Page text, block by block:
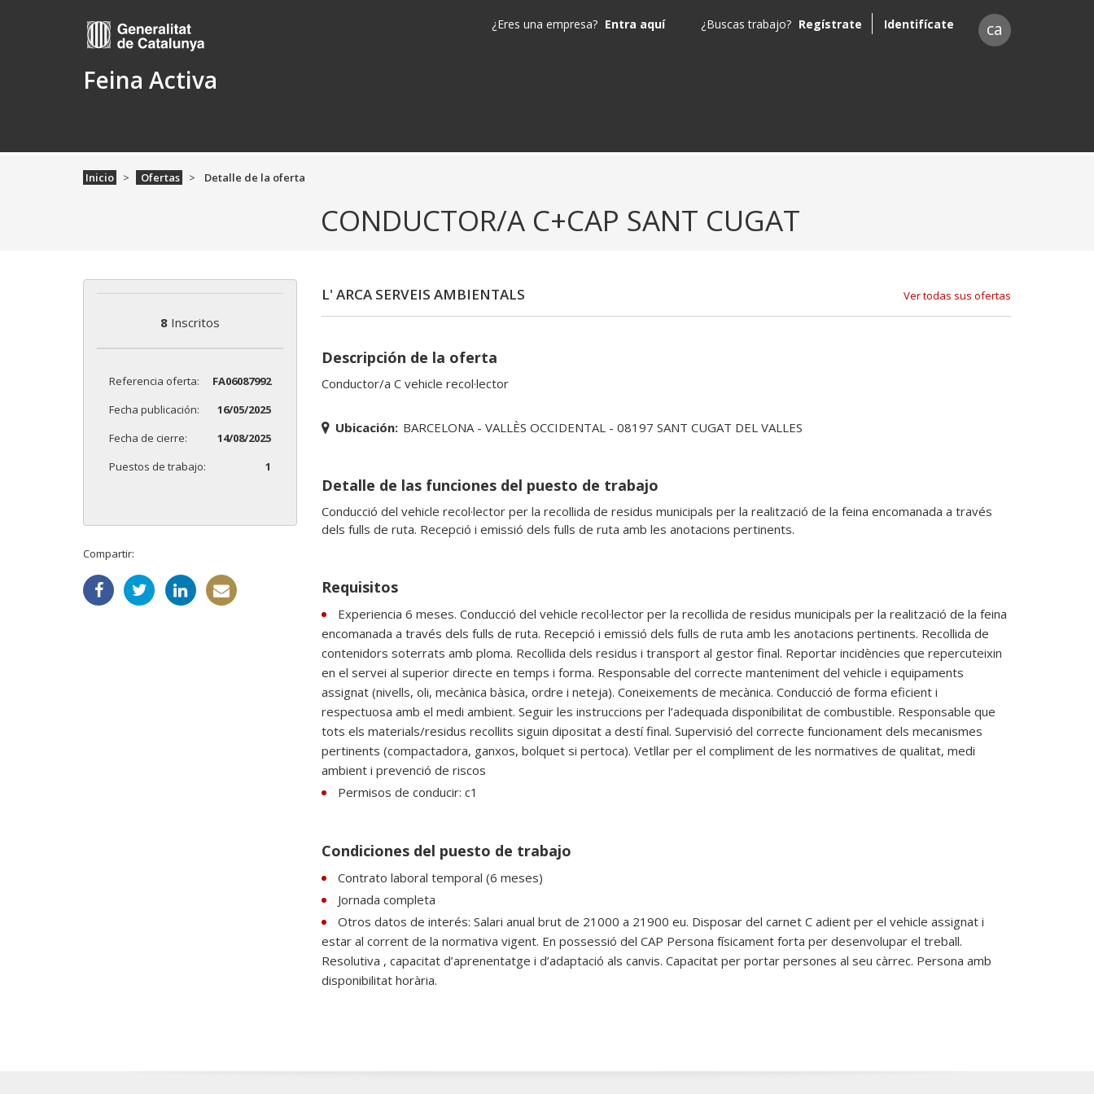
Feina Activa
¿Eres una empresa? Entra aquí ¿Buscas trabajo? Regístrate Identifícate ca
Inicio Ofertas Detalle de la oferta
CONDUCTOR/A C+CAP SANT CUGAT
8Inscritos
Referencia oferta:
FA06087992
Fecha publicación:
16/05/2025
Fecha de cierre:
14/08/2025
Puestos de trabajo:
1
Compartir:
L' ARCA SERVEIS AMBIENTALS Ver todas sus ofertas
Descripción de la oferta
Conductor/a C vehicle recol·lector
Ubicación: BARCELONA - VALLÈS OCCIDENTAL - 08197 SANT CUGAT DEL VALLES
Detalle de las funciones del puesto de trabajo
Conducció del vehicle recol·lector per la recollida de residus municipals per la realització de la feina encomanada a través
dels fulls de ruta. Recepció i emissió dels fulls de ruta amb les anotacions pertinents.
Requisitos
Experiencia 6 meses. Conducció del vehicle recol·lector per la recollida de residus municipals per la realització de la feina
encomanada a través dels fulls de ruta. Recepció i emissió dels fulls de ruta amb les anotacions pertinents. Recollida de
contenidors soterrats amb ploma. Recollida dels residus i transport al gestor final. Reportar incidències que repercuteixin
en el servei al superior directe en temps i forma. Responsable del correcte manteniment del vehicle i equipaments
assignat (nivells, oli, mecànica bàsica, ordre i neteja). Coneixements de mecànica. Conducció de forma eficient i
respectuosa amb el medi ambient. Seguir les instruccions per l’adequada disponibilitat de combustible. Responsable que
tots els materials/residus recollits siguin dipositat a destí final. Supervisió del correcte funcionament dels mecanismes
pertinents (compactadora, ganxos, bolquet si pertoca). Vetllar per el compliment de les normatives de qualitat, medi
ambient i prevenció de riscos
Permisos de conducir: c1
Condiciones del puesto de trabajo
Contrato laboral temporal (6 meses)
Jornada completa
Otros datos de interés: Salari anual brut de 21000 a 21900 eu. Disposar del carnet C adient per el vehicle assignat i
estar al corrent de la normativa vigent. En possessió del CAP Persona físicament forta per desenvolupar el treball.
Resolutiva , capacitat d’aprenentatge i d’adaptació als canvis. Capacitat per portar persones al seu càrrec. Persona amb
disponibilitat horària.